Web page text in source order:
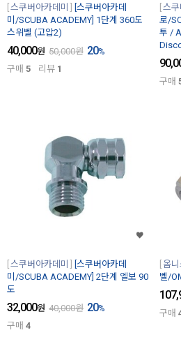
스쿠버아카데미
[스쿠버아카데
미/SCUBA ACADEMY] 1단계 360도
스위벨 (고압2)
40,000원 50,000원 20%
구매 5 리뷰 1
스
로/
투 /
구매
스쿠버아카데미
[스쿠버아카데
미/SCUBA ACADEMY] 2단계 엘보 90
도
32,000원 40,000원 20%
구매 4
옴
벨/
구매